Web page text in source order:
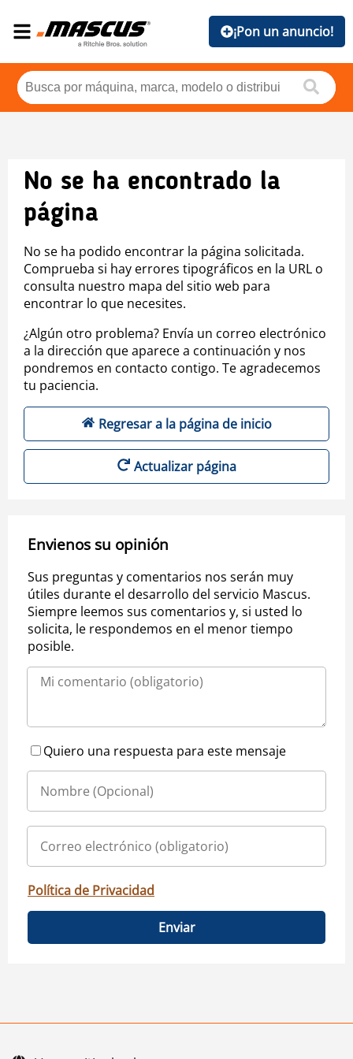
¡Pon un anuncio!
No se ha encontrado la
página
No se ha podido encontrar la página solicitada.
Comprueba si hay errores tipográficos en la URL o
consulta nuestro mapa del sitio web para
encontrar lo que necesites.
¿Algún otro problema? Envía un correo electrónico
a la dirección que aparece a continuación y nos
pondremos en contacto contigo. Te agradecemos
tu paciencia.
Regresar a la página de inicio
Actualizar página
Envienos su opinión
Sus preguntas y comentarios nos serán muy
útiles durante el desarrollo del servicio Mascus.
Siempre leemos sus comentarios y, si usted lo
solicita, le respondemos en el menor tiempo
posible.
Quiero una respuesta para este mensaje
Política de Privacidad
Enviar